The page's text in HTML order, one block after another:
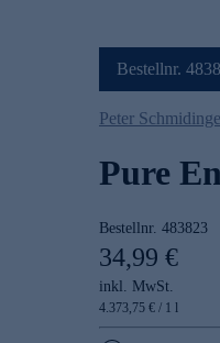
Bestellnr.
Peter
Pure
Bestellnr. 483823
34,99 €
inkl. MwSt.
4.373,75 € / 1 l